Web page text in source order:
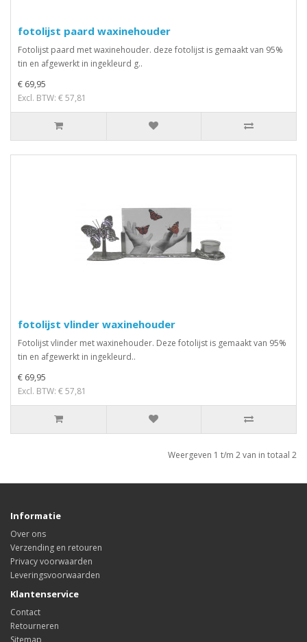
fotolijst paard waxinehouder
Fotolijst paard met waxinehouder. deze fotolijst is gemaakt van 95%
tin en afgewerkt in ingekleurd g..
€ 69,95
Excl. BTW: € 57,81
fotolijst vlinder waxinehouder
Fotolijst vlinder met waxinehouder. Deze fotolijst is gemaakt van 95%
tin en afgewerkt in ingekleurd..
€ 69,95
Excl. BTW: € 57,81
Weergeven 1 t/m 2 van in totaal 2
Informatie
Over ons
Verzending en retouren
Privacy voorwaarden
Leveringsvoorwaarden
Klantenservice
Contact
Retourneren
Sitemap